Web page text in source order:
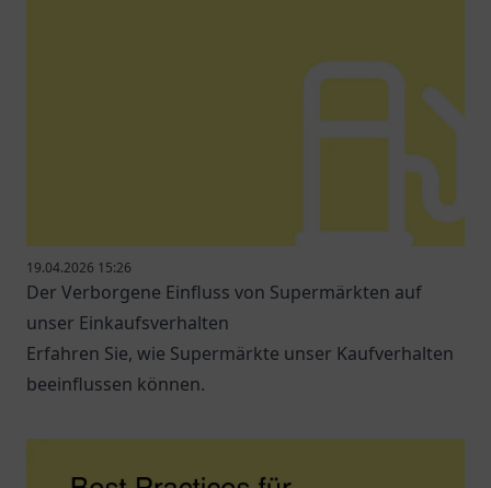
19.04.2026 15:26
Der Verborgene Einfluss von Supermärkten auf
unser Einkaufsverhalten
Erfahren Sie, wie Supermärkte unser Kaufverhalten
beeinflussen können.